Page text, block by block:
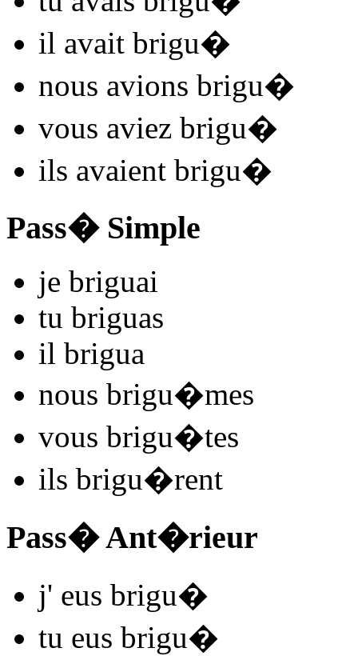
il avait brigu�
nous avions brigu�
vous aviez brigu�
ils avaient brigu�
Pass� Simple
je briguai
tu briguas
il brigua
nous brigu�mes
vous brigu�tes
ils brigu�rent
Pass� Ant�rieur
j' eus brigu�
tu eus brigu�